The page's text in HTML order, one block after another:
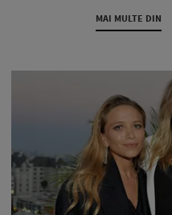
MAI MULTE DIN